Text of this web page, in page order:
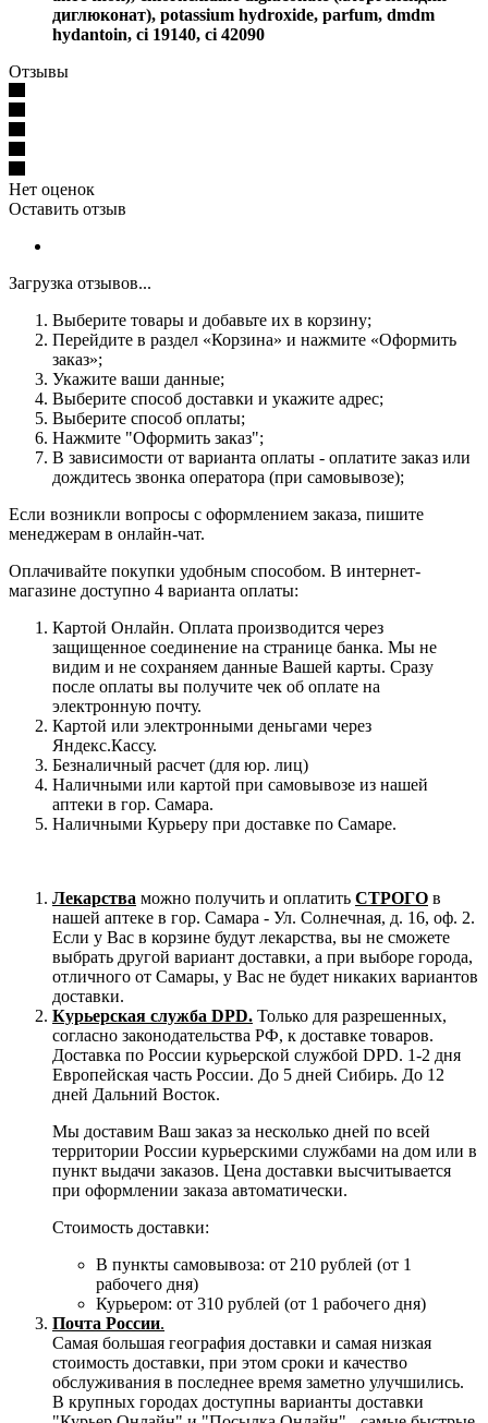
диглюконат), potassium hydroxide, parfum, dmdm
hydantoin, ci 19140, ci 42090
Отзывы
Нет оценок
Оставить отзыв
Загрузка отзывов...
Выберите товары и добавьте их в корзину;
Перейдите в раздел «Корзина» и нажмите «Оформить
заказ»;
Укажите ваши данные;
Выберите способ доставки и укажите адрес;
Выберите способ оплаты;
Нажмите "Оформить заказ";
В зависимости от варианта оплаты - оплатите заказ или
дождитесь звонка оператора (при самовывозе);
Если возникли вопросы с оформлением заказа, пишите
менеджерам в онлайн-чат.
Оплачивайте покупки удобным способом. В интернет-
магазине доступно 4 варианта оплаты:
Картой Онлайн. Оплата производится через
защищенное соединение на странице банка. Мы не
видим и не сохраняем данные Вашей карты. Сразу
после оплаты вы получите чек об оплате на
электронную почту.
Картой или электронными деньгами через
Яндекс.Кассу.
Безналичный расчет (для юр. лиц)
Наличными или картой при самовывозе из нашей
аптеки в гор. Самара.
Наличными Курьеру при доставке по Самаре.
Лекарства можно получить и оплатить СТРОГО в
нашей аптеке в гор. Самара - Ул. Солнечная, д. 16, оф. 2.
Если у Вас в корзине будут лекарства, вы не сможете
выбрать другой вариант доставки, а при выборе города,
отличного от Самары, у Вас не будет никаких вариантов
доставки.
Курьерская служба DPD. Только для разрешенных,
согласно законодательства РФ, к доставке товаров.
Доставка по России курьерской службой DPD. 1-2 дня
Европейская часть России. До 5 дней Сибирь. До 12
дней Дальний Восток.
Мы доставим Ваш заказ за несколько дней по всей
территории России курьерскими службами на дом или в
пункт выдачи заказов. Цена доставки высчитывается
при оформлении заказа автоматически.
Стоимость доставки:
В пункты самовывоза: от 210 рублей (от 1
рабочего дня)
Курьером: от 310 рублей (от 1 рабочего дня)
Почта России.
Самая большая география доставки и самая низкая
стоимость доставки, при этом сроки и качество
обслуживания в последнее время заметно улучшились.
В крупных городах доступны варианты доставки